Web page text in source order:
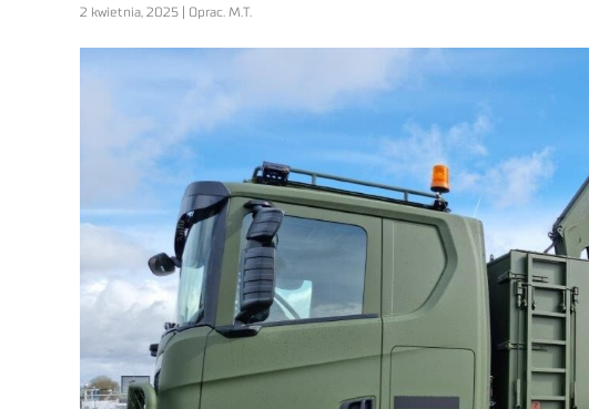
2 kwietnia, 2025 | Oprac. M.T.